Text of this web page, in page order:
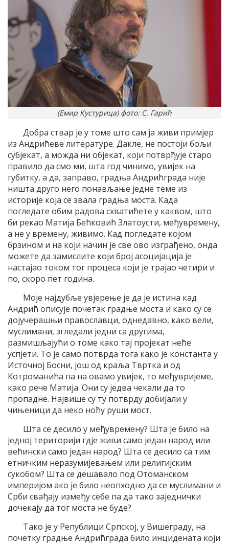
(Емир Кустурица) фото: С. Гарић
Добра ствар је у томе што сам ја живи примјер
из Андрићеве литературе. Дакле, не постоји бољи
субјекат, а можда ни објекат, који потврђује старо
правило да смо ми, шта год чинимо, увијек на
губитку, а да, заправо, градња Андрићграда није
ништа друго него понављање једне теме из
историје која се звала градња моста. Када
погледате обим радова схватићете у каквом, што
би рекао Матија Бећковић Златоусти, међувремену,
а не у времену, живимо. Кад погледате којом
брзином и на који начин је све ово изграђено, онда
можете да замислите који број асоцијација је
настајао током тог процеса који је трајао четири и
по, скоро пет година.
Моје најдубље увјерење је да је истина кад
Андрић описује почетак градње моста и како су се
дојучерашњи православци, однедавно, како вели,
муслимани, згледали једни са другима,
размишљајући о томе како тај пројекат неће
успјети. То је само потврда тога како је константа у
Источној Босни, још од краља Твртка и од
Котроманића па на овамо увијек, то међувријеме,
како рече Матија. Они су једва чекали да то
пропадне. Највише су ту потврду добијали у
чињеници да неко ноћу руши мост.
Шта се десило у међувремену? Шта је било на
једној територији гдје живи само један народ или
већински само један народ? Шта се десило са тим
етничким неразумијевањем или религијским
сукобом? Шта се дешавало под Отоманском
империјом ако је било неопходно да се муслимани и
Срби свађају између себе па да тако заједнички
дочекају да тог моста не буде?
Тако је у Републици Српској, у Вишеграду, на
почетку градње Андрићграда било инцидената који